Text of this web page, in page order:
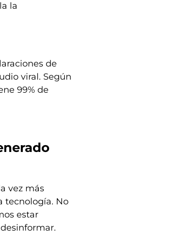
la
de
viral. Según
99% de
vez más
tecnología. No
estar